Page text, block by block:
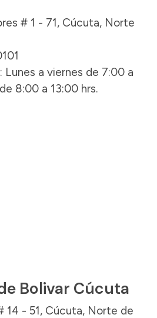
# 1 - 71, Cúcuta, Norte
Lunes a viernes de 7:00 a
8:00 a 13:00 hrs.
Bolivar Cúcuta
14 - 51, Cúcuta, Norte de